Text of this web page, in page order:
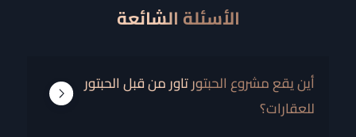
الأسئلة الشائعة
أين يقع مشروع الحبتور تاور من قبل الحبتور
للعقارات؟